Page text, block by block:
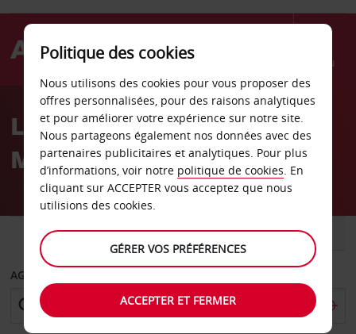
Menu
AvisLocation de voiture
Maribor - Ville
VOITURE UTILITAIRE
AGENCE DE DÉPART
Politique des cookies
Nous utilisons des cookies pour vous proposer des
offres personnalisées, pour des raisons analytiques
et pour améliorer votre expérience sur notre site.
Nous partageons également nos données avec des
partenaires publicitaires et analytiques. Pour plus
d’informations, voir notre politique de cookies. En
cliquant sur ACCEPTER vous acceptez que nous
utilisions des cookies.
GÉRER VOS PRÉFÉRENCES
ACCEPTER ET FERMER